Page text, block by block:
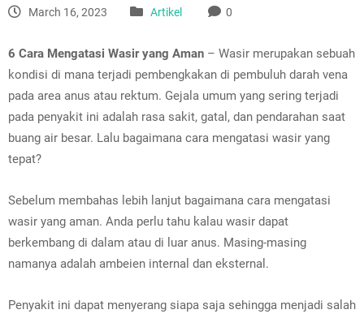
March 16, 2023 Artikel 0
6 Cara Mengatasi Wasir yang Aman – Wasir merupakan sebuah
kondisi di mana terjadi pembengkakan di pembuluh darah vena
pada area anus atau rektum. Gejala umum yang sering terjadi
pada penyakit ini adalah rasa sakit, gatal, dan pendarahan saat
buang air besar. Lalu bagaimana cara mengatasi wasir yang
tepat?
Sebelum membahas lebih lanjut bagaimana cara mengatasi
wasir yang aman. Anda perlu tahu kalau wasir dapat
berkembang di dalam atau di luar anus. Masing-masing
namanya adalah ambeien internal dan eksternal.
Penyakit ini dapat menyerang siapa saja sehingga menjadi salah